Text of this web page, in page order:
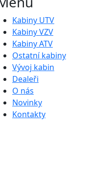
Kabiny UTV
Kabiny VZV
Kabiny ATV
Ostatní kabiny
Vývoj kabin
Dealeři
O nás
Novinky
Kontakty